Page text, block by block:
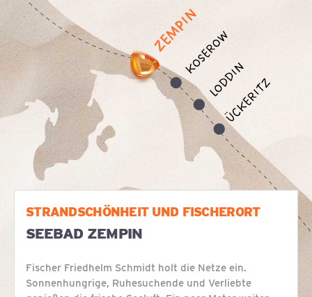
STRANDSCHÖNHEIT UND FISCHERORT
SEEBAD ZEMPIN
Fischer Friedhelm Schmidt holt die Netze ein.
Sonnenhungrige, Ruhesuchende und Verliebte